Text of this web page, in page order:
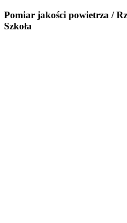
Pomiar jakości powietrza /
Szkoła